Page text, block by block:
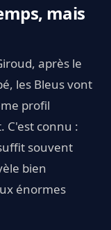
mais
après le
les Bleus vont
profil
connu :
souvent
bien
énormes